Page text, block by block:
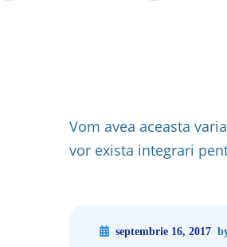
Vom avea aceasta
vor exista integrari
septembrie 16, 2017